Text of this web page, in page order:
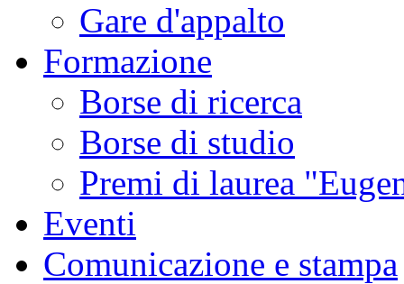
Gare d'appalto
Formazione
Borse di ricerca
Borse di studio
Premi di laurea
Eventi
Comunicazione e stampa